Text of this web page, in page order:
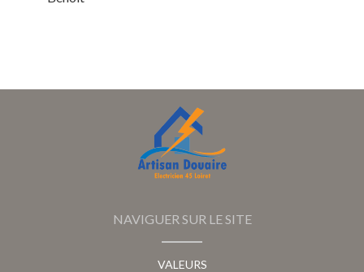
NAVIGUER SUR LE SITE
VALEURS